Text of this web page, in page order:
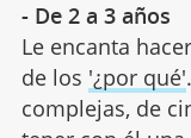
- De 2 a 3 años
Le encanta
de los '¿por qué'
complejas, de